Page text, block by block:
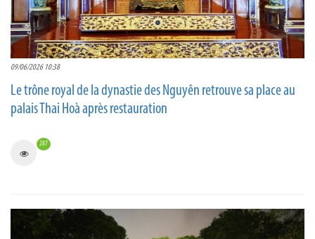
09/06/2026 10:38
Le trône royal de la dynastie des Nguyên retrouve sa place au
palais Thai Hoà après restauration
287